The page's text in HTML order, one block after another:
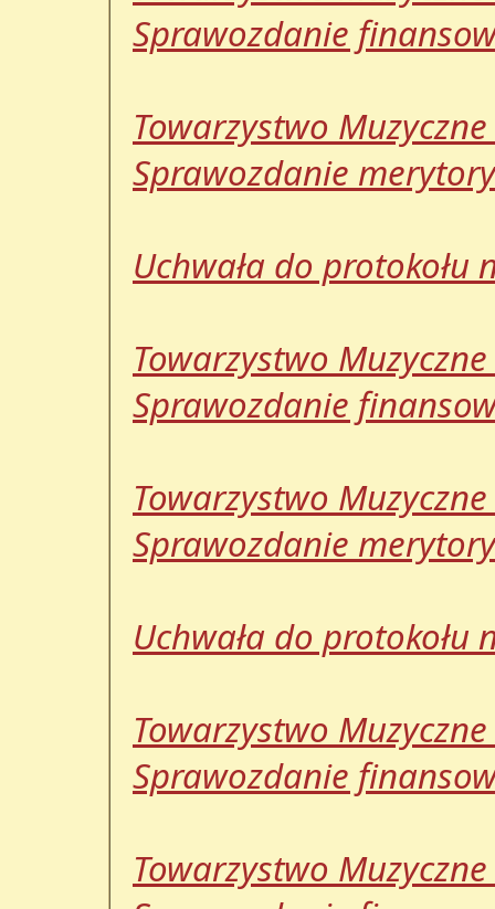
Sprawozdanie
Towarzystwo
Sprawozdanie
Uchwała do
Towarzystwo
Sprawozdanie
Towarzystwo
Sprawozdanie
Uchwała do
Towarzystwo
Sprawozdanie
Towarzystwo